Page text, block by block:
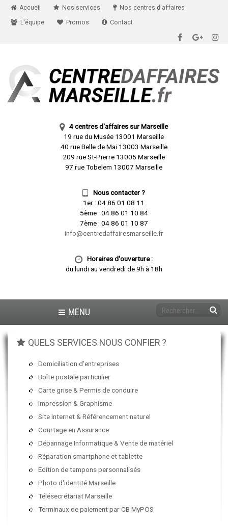
Accueil Nos services Nos centres d'affaires
L'équipe Promos Contact
4 centres d'affaires sur Marseille
19 rue du Musée 13001 Marseille
40 rue Belle de Mai 13003 Marseille
209 rue St-Pïerre 13005 Marseille
97 rue Tobelem 13007 Marseille
Nous contacter ?
1er :04 86 01 08 11
5ème : 04 86 01 10 84
7ème : 04 86 01 10 87
info@centredaffairesmarseille.fr
Horaires d'ouverture :
du lundi au vendredi de 9h à 18h
MENU
QUELS SERVICES NOUS CONFIER ?
Domiciliation d'entreprises
Boîte postale particulier
Carte grise & Permis de conduire
Impression & Graphisme
Site Internet & Référencement naturel
Courtage en Assurance
Dépannage Informatique & Vente de matériel
Réparation smartphone et tablette
Edition de tampons personnalisés
Photo d'identité Marseille
Télésecrétariat Marseille
Terminaux de paiement par CB MyPOS